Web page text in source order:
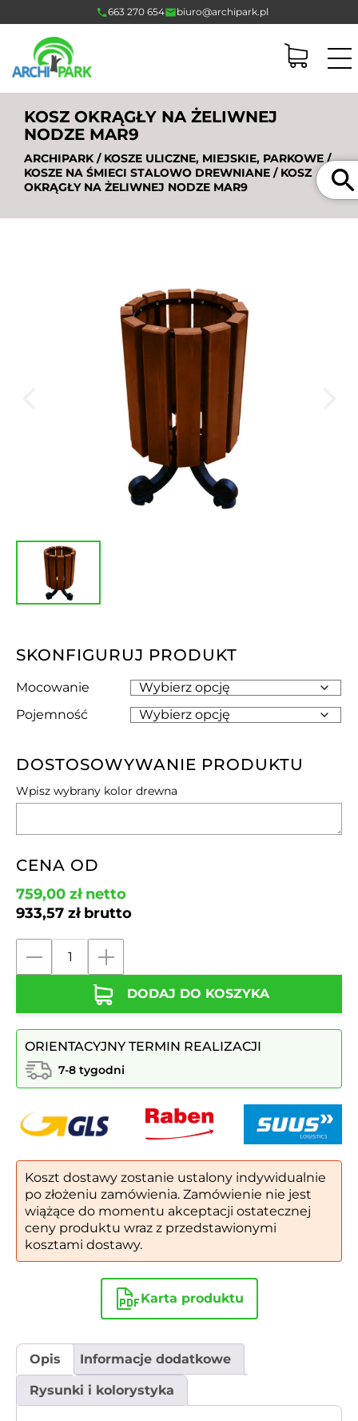
663 270 654 biuro@archipark.pl
KOSZ OKRĄGŁY NA ŻELIWNEJ
NODZE MAR9
ARCHIPARK/ KOSZE ULICZNE, MIEJSKIE, PARKOWE /
KOSZE NA ŚMIECI STALOWO DREWNIANE / KOSZ
OKRĄGŁY NA ŻELIWNEJ NODZE MAR9
SKONFIGURUJ PRODUKT
Mocowanie
Pojemność
DOSTOSOWYWANIE PRODUKTU
Wpisz wybrany kolor drewna
CENA OD
759,00 złnetto
933,57 złbrutto
na
żeliwnej
nodze
MAR9
DODAJ DO KOSZYKA
ORIENTACYJNY TERMIN REALIZACJI
7-8 tygodni
Koszt dostawy zostanie ustalony indywidualnie
po złożeniu zamówienia. Zamówienie nie jest
wiążące do momentu akceptacji ostatecznej
ceny produktu wraz z przedstawionymi
kosztami dostawy.
Karta produktu
Opis Informacje dodatkowe
Rysunki i kolorystyka
Szukaj